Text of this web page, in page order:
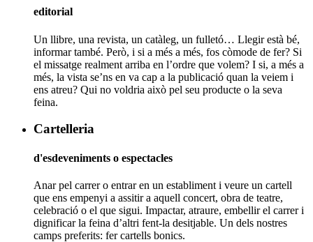
editorial
Un llibre, una revista, un catàleg, un fulletó… Llegir està bé,
informar també. Però, i si a més a més, fos còmode de fer? Si
el missatge realment arriba en l’ordre que volem? I si, a més a
més, la vista se’ns en va cap a la publicació quan la veiem i
ens atreu? Qui no voldria això pel seu producte o la seva
feina.
Cartelleria
d'esdeveniments o espectacles
Anar pel carrer o entrar en un establiment i veure un cartell
que ens empenyi a assitir a aquell concert, obra de teatre,
celebració o el que sigui. Impactar, atraure, embellir el carrer i
dignificar la feina d’altri fent-la desitjable. Un dels nostres
camps preferits: fer cartells bonics.